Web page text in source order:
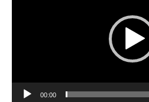
00:00